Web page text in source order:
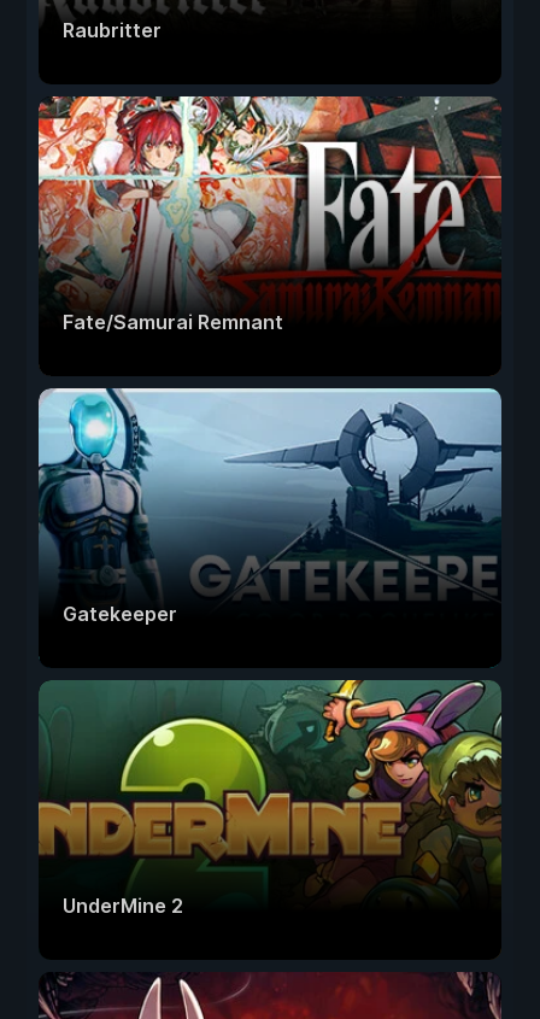
Raubritter
Fate/Samurai Remnant
Gatekeeper
UnderMine 2